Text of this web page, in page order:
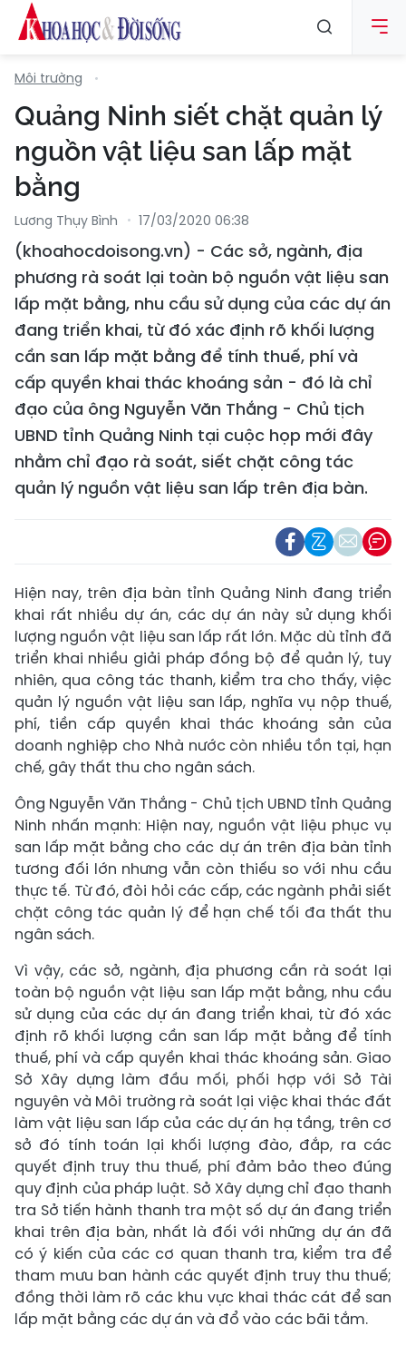
Môi trường
Quảng Ninh siết chặt quản lý
nguồn vật liệu san lấp mặt
bằng
Lương Thụy Bình 17/03/2020 06:38
(khoahocdoisong.vn) - Các sở, ngành, địa
phương rà soát lại toàn bộ nguồn vật liệu san
lấp mặt bằng, nhu cầu sử dụng của các dự án
đang triển khai, từ đó xác định rõ khối lượng
cần san lấp mặt bằng để tính thuế, phí và
cấp quyền khai thác khoáng sản - đó là chỉ
đạo của ông Nguyễn Văn Thắng - Chủ tịch
UBND tỉnh Quảng Ninh tại cuộc họp mới đây
nhằm chỉ đạo rà soát, siết chặt công tác
quản lý nguồn vật liệu san lấp trên địa bàn.
Hiện nay, trên địa bàn tỉnh Quảng Ninh đang triển
khai rất nhiều dự án, các dự án này sử dụng khối
lượng nguồn vật liệu san lấp rất lớn. Mặc dù tỉnh đã
triển khai nhiều giải pháp đồng bộ để quản lý, tuy
nhiên, qua công tác thanh, kiểm tra cho thấy, việc
quản lý nguồn vật liệu san lấp, nghĩa vụ nộp thuế,
phí, tiền cấp quyền khai thác khoáng sản của
doanh nghiệp cho Nhà nước còn nhiều tồn tại, hạn
chế, gây thất thu cho ngân sách.
Ông Nguyễn Văn Thắng - Chủ tịch UBND tỉnh Quảng
Ninh nhấn mạnh: Hiện nay, nguồn vật liệu phục vụ
san lấp mặt bằng cho các dự án trên địa bàn tỉnh
tương đối lớn nhưng vẫn còn thiếu so với nhu cầu
thực tế. Từ đó, đòi hỏi các cấp, các ngành phải siết
chặt công tác quản lý để hạn chế tối đa thất thu
ngân sách.
Vì vậy, các sở, ngành, địa phương cần rà soát lại
toàn bộ nguồn vật liệu san lấp mặt bằng, nhu cầu
sử dụng của các dự án đang triển khai, từ đó xác
định rõ khối lượng cần san lấp mặt bằng để tính
thuế, phí và cấp quyền khai thác khoáng sản. Giao
Sở Xây dựng làm đầu mối, phối hợp với Sở Tài
nguyên và Môi trường rà soát lại việc khai thác đất
làm vật liệu san lấp của các dự án hạ tầng, trên cơ
sở đó tính toán lại khối lượng đào, đắp, ra các
quyết định truy thu thuế, phí đảm bảo theo đúng
quy định của pháp luật. Sở Xây dựng chỉ đạo thanh
tra Sở tiến hành thanh tra một số dự án đang triển
khai trên địa bàn, nhất là đối với những dự án đã
có ý kiến của các cơ quan thanh tra, kiểm tra để
tham mưu ban hành các quyết định truy thu thuế;
đồng thời làm rõ các khu vực khai thác cát để san
lấp mặt bằng các dự án và đổ vào các bãi tắm.